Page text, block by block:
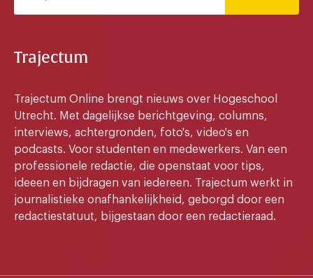
Trajectum
Trajectum Online brengt nieuws over Hogeschool
Utrecht. Met dagelijkse berichtgeving, columns,
interviews, achtergronden, foto's, video's en
podcasts. Voor studenten en medewerkers. Van een
professionele redactie, die openstaat voor tips,
ideeen en bijdragen van iedereen. Trajectum werkt in
journalistieke onafhankelijkheid, geborgd door een
redactiestatuut, bijgestaan door een redactieraad.